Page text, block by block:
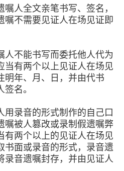
人全文亲笔书写、签名，
嘱不需要见证人在场见证即
不能书写而委托他人代为
当有两个以上见证人在场见
明年、月、日，并由代书
名。
录音的形式制作的自己口
嘱被人篡改或录制假遗嘱弊
有两个以上的见证人在场见
书面或录音的形式，录音遗
录音遗嘱封存，并由见证人